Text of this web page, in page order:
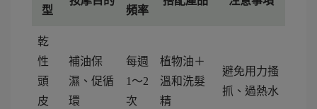
型
頻率
乾
性
頭
皮
補油保
濕、促循
環
每週
1～2
次
植物油＋
溫和洗髮
精
避免用力搔
抓、過熱水